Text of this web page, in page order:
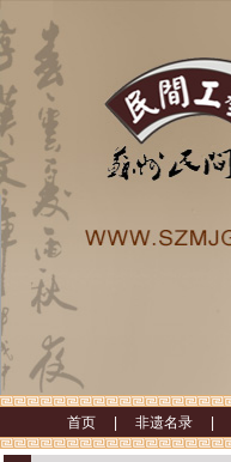
首页 | 非遗名录 |